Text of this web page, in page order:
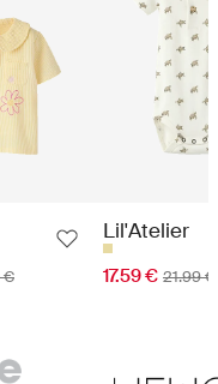
€
Lil'Atelier
17.59 € 21.99 €